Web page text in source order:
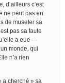
d’ailleurs c’est
ne peut pas en
de museler sa
pas sa faute
a eue —
monde, qui
n’a rien
a cherché » sa